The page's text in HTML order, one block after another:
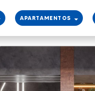
APARTAMENTOS